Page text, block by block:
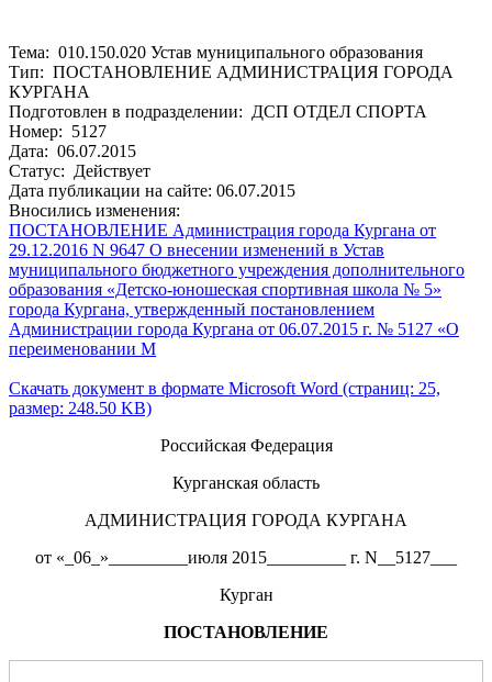
Тема: 010.150.020 Устав муниципального образования
Тип: ПОСТАНОВЛЕНИЕ АДМИНИСТРАЦИЯ ГОРОДА
КУРГАНА
Подготовлен в подразделении: ДСП ОТДЕЛ СПОРТА
Номер: 5127
Дата: 06.07.2015
Статус: Действует
Дата публикации на сайте: 06.07.2015
Вносились изменения:
ПОСТАНОВЛЕНИЕ Администрация города Кургана от
29.12.2016 N 9647 О внесении изменений в Устав
муниципального бюджетного учреждения дополнительного
образования «Детско-юношеская спортивная школа № 5»
города Кургана, утвержденный постановлением
Администрации города Кургана от 06.07.2015 г. № 5127 «О
переименовании М
Скачать документ в формате Microsoft Word (страниц: 25,
размер: 248.50 KB)
Российская Федерация
Курганская область
АДМИНИСТРАЦИЯ ГОРОДА КУРГАНА
от «_06_»_________июля 2015_________ г. N__5127___
Курган
ПОСТАНОВЛЕНИЕ